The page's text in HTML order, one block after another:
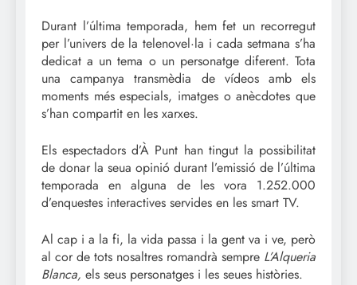
Durant l’última temporada, hem fet un recorregut
per l’univers de la telenovel·la i cada setmana s’ha
dedicat a un tema o un personatge diferent. Tota
una campanya transmèdia de vídeos amb els
moments més especials, imatges o anècdotes que
s’han compartit en les xarxes.
Els espectadors d’À Punt han tingut la possibilitat
de donar la seua opinió durant l’emissió de l’última
temporada en alguna de les vora 1.252.000
d’enquestes interactives servides en les smart TV.
Al cap i a la fi, la vida passa i la gent va i ve, però
al cor de tots nosaltres romandrà sempre L’Alqueria
Blanca, els seus personatges i les seues històries.